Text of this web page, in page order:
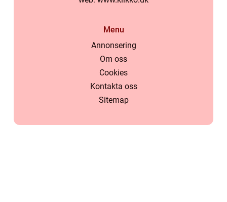
Menu
Annonsering
Om oss
Cookies
Kontakta oss
Sitemap